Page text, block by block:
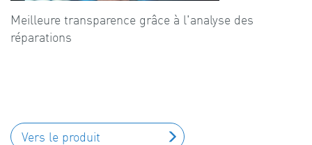
Meilleure transparence grâce à l'analyse des
réparations
Vers le produit